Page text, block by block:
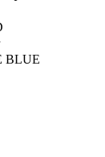
BLUE